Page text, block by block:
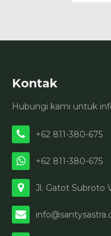
Kontak
Hubungi kami untuk
+62 811-380-675
+62 811-380-675
Jl. Gatot Subroto